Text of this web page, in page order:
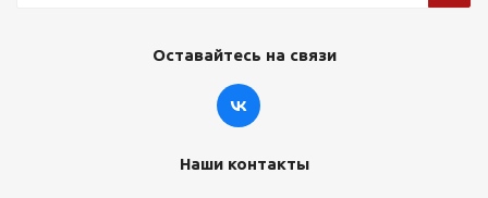
Оставайтесь на связи
Наши контакты